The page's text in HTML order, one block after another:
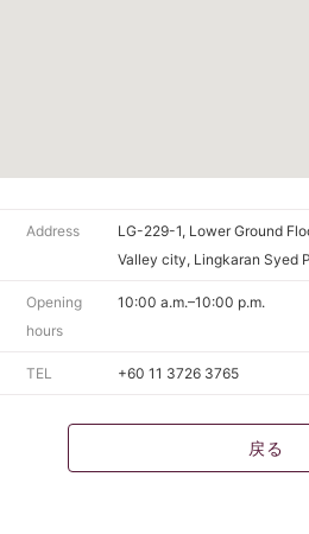
Address
LG-229-1, Lower Ground
Valley city, Lingkaran Syed
Opening
hours
10:00 a.m.–10:00 p.m.
TEL +60 11 3726 3765
戻る